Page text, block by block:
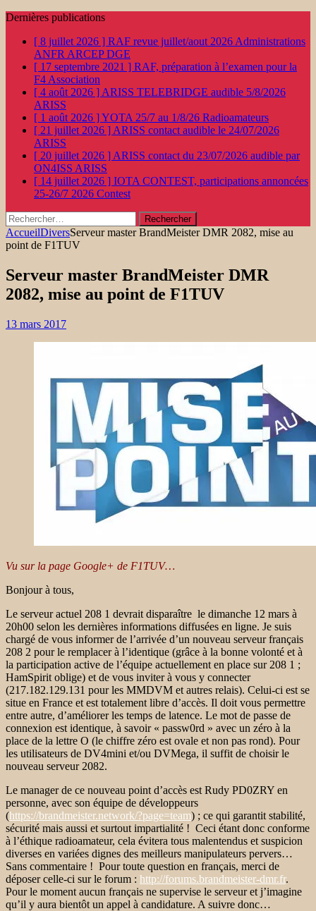
Dernières publications
[ 8 juillet 2026 ] RAF revue juillet/aout 2026 Administrations
ANFR ARCEP DGE
[ 17 septembre 2021 ] RAF, préparation à l’examen pour la
F4 Association
[ 4 août 2026 ] ARISS TELEBRIDGE audible 5/8/2026
ARISS
[ 1 août 2026 ]YOTA 25/7 au 1/8/26 Radioamateurs
[ 21 juillet 2026 ] ARISS contact audible le 24/07/2026
ARISS
[ 20 juillet 2026 ] ARISS contact du 23/07/2026 audible par
ON4ISS ARISS
[ 14 juillet 2026 ] IOTA CONTEST, participations annoncées
25-26/7 2026 Contest
Rechercher :
AccueilDiversServeur master BrandMeister DMR 2082, mise au
point de F1TUV
Serveur master BrandMeister DMR
2082, mise au point de F1TUV
13 mars 2017
Vu sur la page Google+ de F1TUV…
Bonjour à tous,
Le serveur actuel 208 1 devrait disparaître le dimanche 12 mars à
20h00 selon les dernières informations diffusées en ligne. Je suis
chargé de vous informer de l’arrivée d’un nouveau serveur français
208 2 pour le remplacer à l’identique (grâce à la bonne volonté et à
la participation active de l’équipe actuellement en place sur 208 1 ;
HamSpirit oblige) et de vous inviter à vous y connecter
(217.182.129.131 pour les MMDVM et autres relais). Celui-ci est se
situe en France et est totalement libre d’accès. Il doit vous permettre
entre autre, d’améliorer les temps de latence. Le mot de passe de
connexion est identique, à savoir « passw0rd » avec un zéro à la
place de la lettre O (le chiffre zéro est ovale et non pas rond). Pour
les utilisateurs de DV4mini et/ou DVMega, il suffit de choisir le
nouveau serveur 2082.
Le manager de ce nouveau point d’accès est Rudy PD0ZRY en
personne, avec son équipe de développeurs
(https://brandmeister.network/?page=team) ; ce qui garantit stabilité,
sécurité mais aussi et surtout impartialité ! Ceci étant donc conforme
à l’éthique radioamateur, cela évitera tous malentendus et suspicion
diverses en variées dignes des meilleurs manipulateurs pervers…
Sans commentaire ! Pour toute question en français, merci de
déposer celle-ci sur le forum : http://forums.brandmeister-dmr.fr.
Pour le moment aucun français ne supervise le serveur et j’imagine
qu’il y aura bientôt un appel à candidature. A suivre donc…